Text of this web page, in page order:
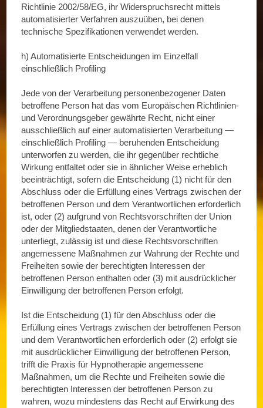
Richtlinie 2002/58/EG, ihr Widerspruchsrecht mittels
automatisierter Verfahren auszuüben, bei denen
technische Spezifikationen verwendet werden.
h) Automatisierte Entscheidungen im Einzelfall
einschließlich Profiling
Jede von der Verarbeitung personenbezogener Daten
betroffene Person hat das vom Europäischen Richtlinien-
und Verordnungsgeber gewährte Recht, nicht einer
ausschließlich auf einer automatisierten Verarbeitung —
einschließlich Profiling — beruhenden Entscheidung
unterworfen zu werden, die ihr gegenüber rechtliche
Wirkung entfaltet oder sie in ähnlicher Weise erheblich
beeinträchtigt, sofern die Entscheidung (1) nicht für den
Abschluss oder die Erfüllung eines Vertrags zwischen der
betroffenen Person und dem Verantwortlichen erforderlich
ist, oder (2) aufgrund von Rechtsvorschriften der Union
oder der Mitgliedstaaten, denen der Verantwortliche
unterliegt, zulässig ist und diese Rechtsvorschriften
angemessene Maßnahmen zur Wahrung der Rechte und
Freiheiten sowie der berechtigten Interessen der
betroffenen Person enthalten oder (3) mit ausdrücklicher
Einwilligung der betroffenen Person erfolgt.
Ist die Entscheidung (1) für den Abschluss oder die
Erfüllung eines Vertrags zwischen der betroffenen Person
und dem Verantwortlichen erforderlich oder (2) erfolgt sie
mit ausdrücklicher Einwilligung der betroffenen Person,
trifft die Praxis für Hypnotherapie angemessene
Maßnahmen, um die Rechte und Freiheiten sowie die
berechtigten Interessen der betroffenen Person zu
wahren, wozu mindestens das Recht auf Erwirkung des